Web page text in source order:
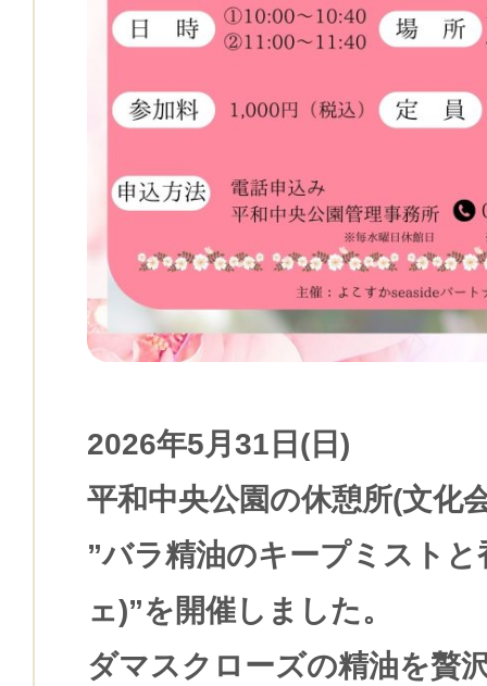
2026年5月31日(日)
平和中央公園の休憩所(文化
”バラ精油のキープミスト
ェ)”を開催しました。
ダマスクローズの精油を贅